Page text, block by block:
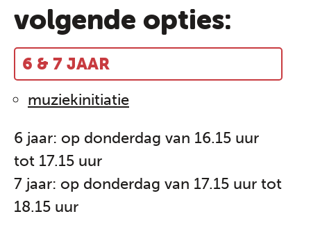
volgende opties:
6 & 7 JAAR
muziekinitiatie
6 jaar: op donderdag van 16.15 uur
tot 17.15 uur
7 jaar: op donderdag van 17.15 uur tot
18.15 uur